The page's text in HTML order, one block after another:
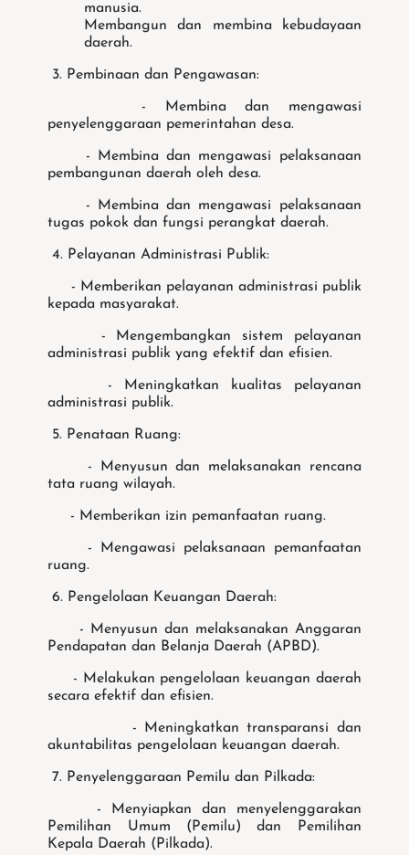
manusia.
Membangun dan membina kebudayaan
daerah.
3. Pembinaan dan Pengawasan:
- Membina dan mengawasi
penyelenggaraan pemerintahan desa.
- Membina dan mengawasi pelaksanaan
pembangunan daerah oleh desa.
- Membina dan mengawasi pelaksanaan
tugas pokok dan fungsi perangkat daerah.
4. Pelayanan Administrasi Publik:
- Memberikan pelayanan administrasi publik
kepada masyarakat.
- Mengembangkan sistem pelayanan
administrasi publik yang efektif dan efisien.
- Meningkatkan kualitas pelayanan
administrasi publik.
5. Penataan Ruang:
- Menyusun dan melaksanakan rencana
tata ruang wilayah.
- Memberikan izin pemanfaatan ruang.
- Mengawasi pelaksanaan pemanfaatan
ruang.
6. Pengelolaan Keuangan Daerah:
- Menyusun dan melaksanakan Anggaran
Pendapatan dan Belanja Daerah (APBD).
- Melakukan pengelolaan keuangan daerah
secara efektif dan efisien.
- Meningkatkan transparansi dan
akuntabilitas pengelolaan keuangan daerah.
7. Penyelenggaraan Pemilu dan Pilkada:
- Menyiapkan dan menyelenggarakan
Pemilihan Umum (Pemilu) dan Pemilihan
Kepala Daerah (Pilkada).